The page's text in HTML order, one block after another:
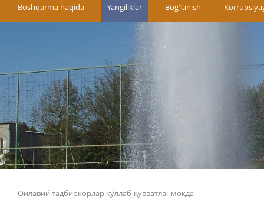
Boshqarma haqida Yangiliklar Bog'lanish
Оилавий тадбиркорлар қўллаб-қувватланмоқда